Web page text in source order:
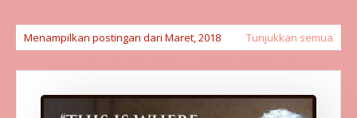
Menampilkan postingan dari Maret, 2018 Tunjukkan semua